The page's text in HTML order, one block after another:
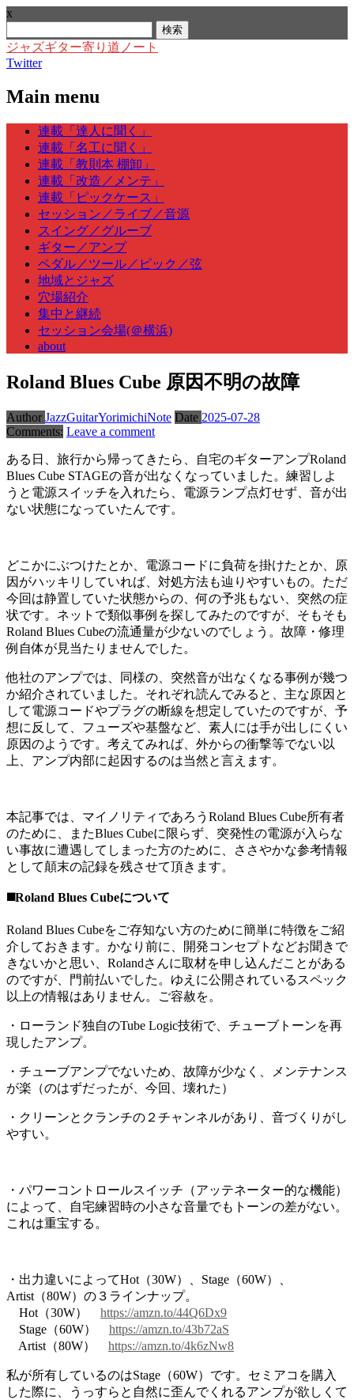
x
索:
ジャズギター寄り道ノート
Twitter
Main menu
Skip
content
連載「達人に聞く」
連載「名工に聞く」
連載「教則本 棚卸」
連載「改造／メンテ」
連載「ピックケース」
セッション／ライブ／音源
スイング／グルーブ
ギター／アンプ
ペダル／ツール／ピック／弦
地域とジャズ
穴場紹介
集中と継続
セッション会場(＠横浜)
about
Roland Blues Cube 原因不明の故障
Author JazzGuitarYorimichiNote Date 2025-07-28
Comments: Leave a comment
ある日、旅行から帰ってきたら、自宅のギターアンプRoland
Blues Cube STAGEの音が出なくなっていました。練習しよ
うと電源スイッチを入れたら、電源ランプ点灯せず、音が出
ない状態になっていたんです。
どこかにぶつけたとか、電源コードに負荷を掛けたとか、原
因がハッキリしていれば、対処方法も辿りやすいもの。ただ
今回は静置していた状態からの、何の予兆もない、突然の症
状です。ネットで類似事例を探してみたのですが、そもそも
Roland Blues Cubeの流通量が少ないのでしょう。故障・修理
例自体が見当たりませんでした。
他社のアンプでは、同様の、突然音が出なくなる事例が幾つ
か紹介されていました。それぞれ読んでみると、主な原因と
して電源コードやプラグの断線を想定していたのですが、予
想に反して、フューズや基盤など、素人には手が出しにくい
原因のようです。考えてみれば、外からの衝撃等でない以
上、アンプ内部に起因するのは当然と言えます。
本記事では、マイノリティであろうRoland Blues Cube所有者
のために、またBlues Cubeに限らず、突発性の電源が入らな
い事故に遭遇してしまった方のために、ささやかな参考情報
として顛末の記録を残させて頂きます。
◼️Roland Blues Cubeについて
Roland Blues Cubeをご存知ない方のために簡単に特徴をご紹
介しておきます。かなり前に、開発コンセプトなどお聞きで
きないかと思い、Rolandさんに取材を申し込んだことがある
のですが、門前払いでした。ゆえに公開されているスペック
以上の情報はありません。ご容赦を。
・ローランド独自のTube Logic技術で、チューブトーンを再
現したアンプ。
・チューブアンプでないため、故障が少なく、メンテナンス
が楽（のはずだったが、今回、壊れた）
・クリーンとクランチの２チャンネルがあり、音づくりがし
やすい。
・パワーコントロールスイッチ（アッテネーター的な機能）
によって、自宅練習時の小さな音量でもトーンの差がない。
これは重宝する。
・出力違いによってHot（30W）、Stage（60W）、
Artist（80W）の３ラインナップ。
Hot（30W） https://amzn.to/44Q6Dx9
Stage（60W） https://amzn.to/43b72aS
Artist（80W） https://amzn.to/4k6zNw8
私が所有しているのはStage（60W）です。セミアコを購入
した際に、うっすらと自然に歪んでくれるアンプが欲しくて